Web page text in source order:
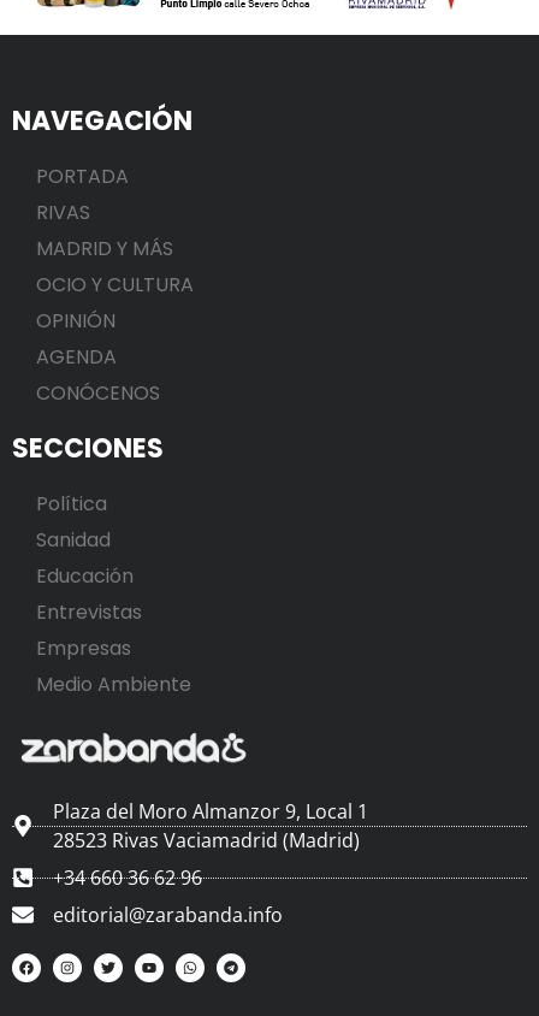
NAVEGACIÓN
PORTADA
RIVAS
MADRID Y MÁS
OCIO Y CULTURA
OPINIÓN
AGENDA
CONÓCENOS
SECCIONES
Política
Sanidad
Educación
Entrevistas
Empresas
Medio Ambiente
Plaza del Moro Almanzor 9, Local 1
28523 Rivas Vaciamadrid (Madrid)
+34 660 36 62 96
editorial@zarabanda.info